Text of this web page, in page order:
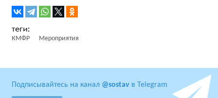
КМФР Мероприятия
Подписывайтесь на канал @sostav в Telegram